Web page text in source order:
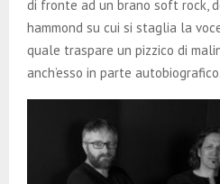
di fronte ad un brano soft rock,
hammond su cui si staglia la
quale traspare un pizzico di
anch’esso in parte autobiografico.